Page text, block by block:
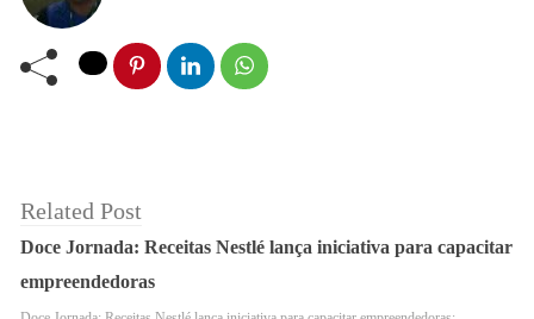
Como participar?
Para participar do
entrada. Sendo assim, acessando o site e se cadastrando
Related Post
Doce Jornada: Receitas Nestlé lança iniciativa para capacitar
empreendedoras